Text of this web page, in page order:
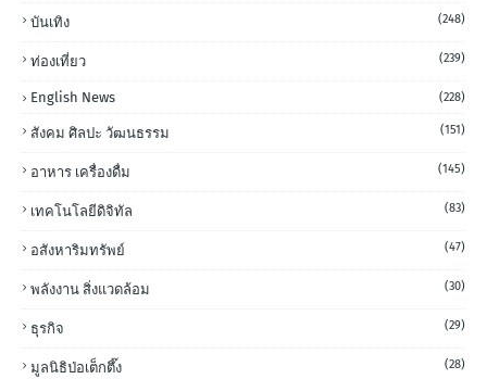
บันเทิง (248)
ท่องเที่ยว (239)
English News (228)
สังคม ศิลปะ วัฒนธรรม (151)
อาหาร เครื่องดื่ม (145)
เทคโนโลยีดิจิทัล (83)
อสังหาริมทรัพย์ (47)
พลังงาน สิ่งแวดล้อม (30)
ธุรกิจ (29)
มูลนิธิป่อเต็กตึ๊ง (28)